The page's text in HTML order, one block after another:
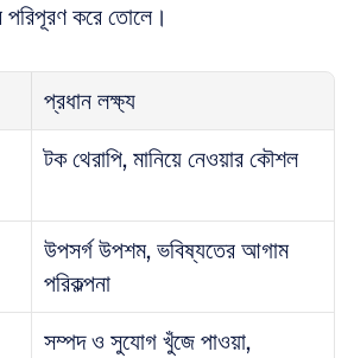
পরিপূরণ করে তোলে।
প্রধান লক্ষ্য
টক থেরাপি, মানিয়ে নেওয়ার কৌশল
উপসর্গ উপশম, ভবিষ্যতের আগাম
পরিকল্পনা
সম্পদ ও সুযোগ খুঁজে পাওয়া,